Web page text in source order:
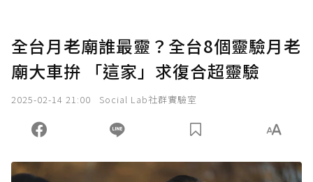
全台月老廟誰最靈？全台8個靈驗月老
廟大車拚 「這家」求復合超靈驗
2025-02-14 21:00 Social Lab社群實驗室